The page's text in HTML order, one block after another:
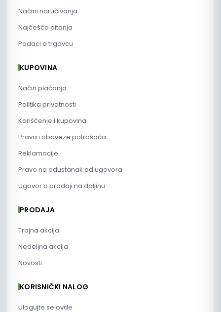
Načini naručivanja
Najčešća pitanja
Podaci o trgovcu
KUPOVINA
Način plaćanja
Politika privatnosti
Korišćenje i kupovina
Prava i obaveze potrošača
Reklamacije
Pravo na odustanak od ugovora
Ugovor o prodaji na daljinu
PRODAJA
Trajna akcija
Nedeljna akcija
Novosti
KORISNIČKI NALOG
Ulogujte se ovde